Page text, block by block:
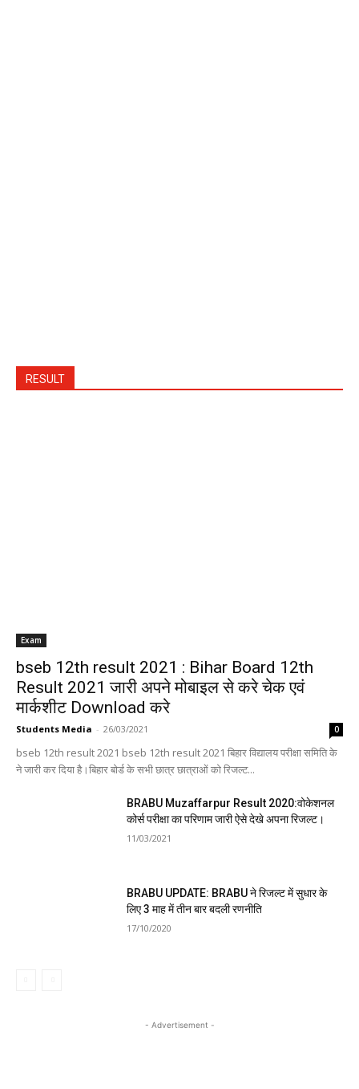
RESULT
Exam
bseb 12th result 2021 : Bihar Board 12th
Result 2021 जारी अपने मोबाइल से करे चेक एवं
मार्कशीट Download करे
Students Media - 26/03/2021 0
bseb 12th result 2021 bseb 12th result 2021 बिहार विद्यालय परीक्षा समिति के
ने जारी कर दिया है।बिहार बोर्ड के सभी छात्र छात्राओं को रिजल्ट...
BRABU Muzaffarpur Result 2020:वोकेशनल
कोर्स परीक्षा का परिणाम जारी ऐसे देखे अपना रिजल्ट।
11/03/2021
BRABU UPDATE: BRABU ने रिजल्ट में सुधार के
लिए 3 माह में तीन बार बदली रणनीति
17/10/2020
- Advertisement -